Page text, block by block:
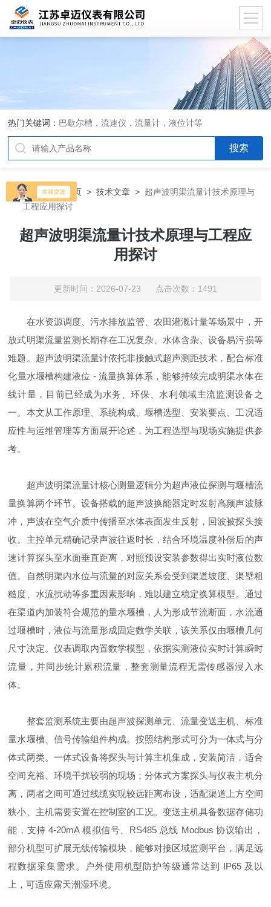
热门关键词： 巴歇尔槽，流速仪，流量计，液位计等
当前位置：首页 >技术文章 > 超声波明渠流量计技术原理与
工程应用探讨
超声波明渠流量计技术原理与工程应
用探讨
更新时间：2026-07-23 点击次数：1491
在水资源调度、污水排放监管、农田灌溉计量等场景中，开
放式明渠流量监测长期存在工况复杂、水体含杂、设备易污损等
难题。超声波明渠流量计依托非接触式超声测距技术，配合标准
化量水堰槽构建液位 - 流量换算体系，能够持续完成明渠水体在
线计量，目前已经成为水务、环保、水利领域主流监测设备之
一。本文从工作原理、系统构成、堰槽选型、安装要点、工况适
应性与运维管理等方面展开论述，为工程选型与现场实施提供参
考。
超声波明渠流量计核心测量逻辑分为超声液位探测与堰槽流
量换算两个环节。设备搭载的超声波换能器定时发射高频声波脉
冲，声波在空气介质中传播至水体表面发生反射，回波被探头接
收。主控单元精确记录声波往返时长，结合环境温度补偿后的声
速计算探头至水面垂直距离，对照预设安装参数得出实时液位数
值。自然明渠内水位与流量的对应关系会受到渠道坡度、渠壁粗
糙度、水流扰动等多重因素影响，难以建立稳定换算模型。通过
在渠道内加装符合规范的量水堰槽，人为形成节流断面，水流通
过堰槽时，液位与流量形成固定数学关联，该关系仅由堰槽几何
尺寸决定。仪表调取内置数学模型，依据实测液位实时计算瞬时
流量，并同步统计累积流量，整套测量流程无需传感器浸入水
体。
整套监测系统主要由超声波探测单元、流量变送主机、标准
量水堰槽、信号传输组件构成。按照结构形式可分为一体式与分
体式两类。一体式设备将探头与计算主机集成，安装简洁，适合
空间充裕、环境干扰较弱的现场；分体式方案探头与仪表主机分
离，两者之间可通过线缆实现较远距离布设，适配渠道上方空间
狭小、主机需要安置在控制室的工况。变送主机具备数据存储功
能，支持 4-20mA 模拟信号、RS485 总线 Modbus 协议输出，
部分机型可扩展无线传输模块，能够对接区域监测平台，满足远
程数据采集需求。户外使用机型防护等级通常达到 IP65 及以
上，可适应露天潮湿环境。